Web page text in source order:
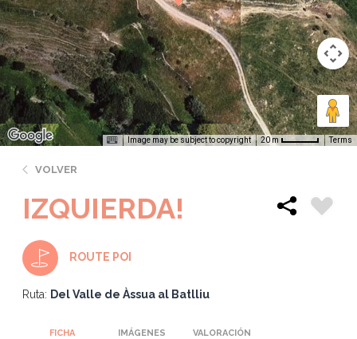
Image may be subject to copyright 20 m Terms
VOLVER
IZQUIERDA!
ROUTE POI
Ruta: Del Valle de Àssua al Batlliu
FICHA IMÁGENES VALORACIÓN